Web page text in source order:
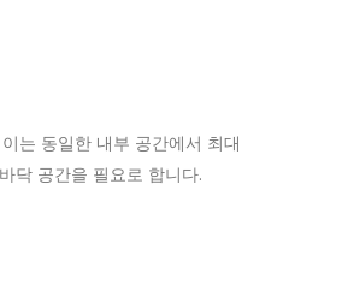
는 동일한 내부 공간에서 최대
닥 공간을 필요로 합니다.